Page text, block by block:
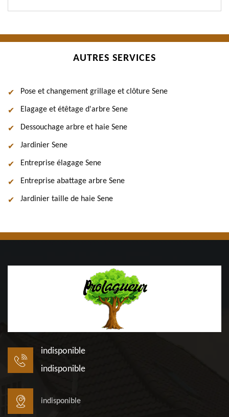
AUTRES SERVICES
Pose et changement grillage et clôture Sene
Elagage et étêtage d'arbre Sene
Dessouchage arbre et haie Sene
Jardinier Sene
Entreprise élagage Sene
Entreprise abattage arbre Sene
Jardinier taille de haie Sene
indisponible
indisponible
indisponible